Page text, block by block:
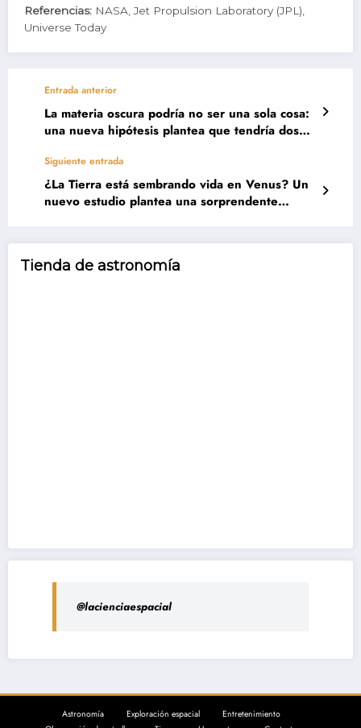
Referencias: NASA, Jet Propulsion Laboratory (JPL),
Universe Today
Entrada anterior
La materia oscura podría no ser una sola cosa:
una nueva hipótesis plantea que tendría dos
Siguiente entrada
¿La Tierra está sembrando vida en Venus? Un
nuevo estudio plantea una sorprendente
Tienda de astronomía
@lacienciaespacial
Astronomía Exploración espacial
Entretenimiento